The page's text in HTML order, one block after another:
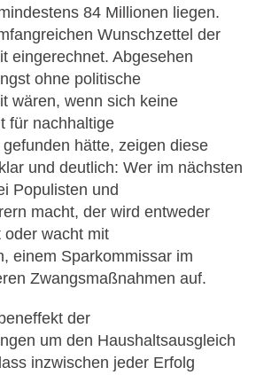
84 Millionen liegen.
Wunschzettel der
eingerechnet. Abgesehen
ohne politische
wären, wenn sich keine
für nachhaltige
hätte, zeigen diese
und deutlich: Wer im nächsten
Populisten und
macht, der wird entweder
oder wacht mit
einem Sparkommissar im
Zwangsmaßnahmen auf.
der
um den Haushaltsausgleich
inzwischen jeder Erfolg